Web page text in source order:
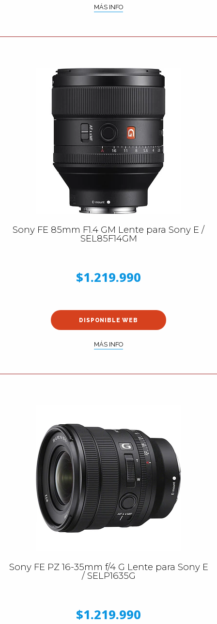
MÁS INFO
Sony FE 85mm F1.4 GM Lente para Sony E /
SEL85F14GM
$1.219.990
DISPONIBLE WEB
MÁS INFO
Sony FE PZ 16-35mm f/4 G Lente para Sony E
/ SELP1635G
$1.219.990